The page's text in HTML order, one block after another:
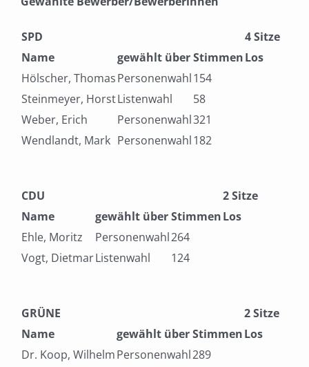
SPD
4 Sitze
Name
gewählt überStimmenLos
Hölscher, ThomasPersonenwahl154
Steinmeyer, HorstListenwahl
58
Weber, Erich
Personenwahl321
Wendlandt, Mark Personenwahl182
CDU
2 Sitze
Name
gewählt überStimmenLos
Ehle, Moritz
Personenwahl264
Vogt, DietmarListenwahl 124
GRÜNE
2 Sitze
Name
gewählt überStimmenLos
Dr. Koop, WilhelmPersonenwahl289